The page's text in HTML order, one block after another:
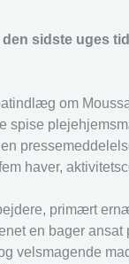
den sidste uges
om
spise
haver,
primært
en bager
velsmagende